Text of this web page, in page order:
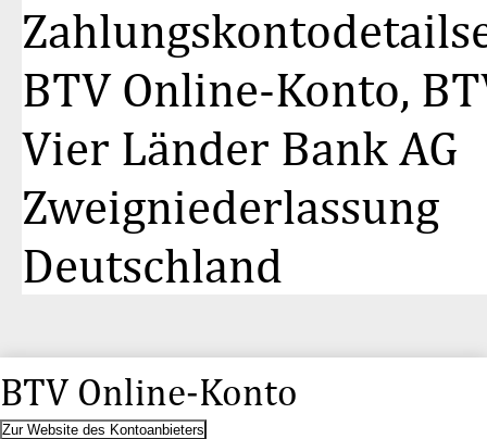
auf
100
BTV Online-Konto,
Vier Länder Bank AG
Zweigniederlassung
Deutschland
BTV Online-Konto
Zur Website des Kontoanbieters